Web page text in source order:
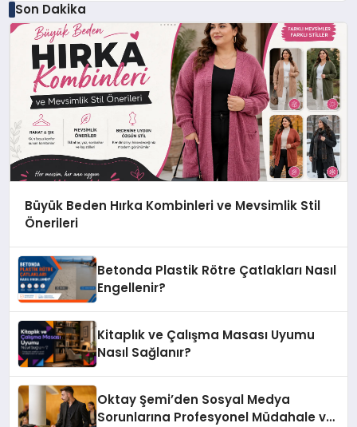
Son Dakika
Büyük Beden Hırka Kombinleri ve Mevsimlik Stil
Önerileri
Betonda Plastik Rötre Çatlakları Nasıl
Engellenir?
Kitaplık ve Çalışma Masası Uyumu
Nasıl Sağlanır?
Oktay Şemi’den Sosyal Medya
Sorunlarına Profesyonel Müdahale ve